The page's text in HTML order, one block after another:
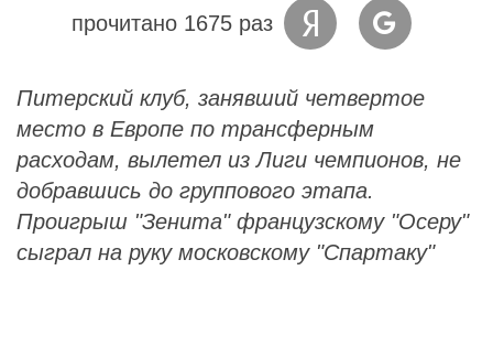
прочитано 1675 раз
Питерский клуб, занявший четвертое
место в Европе по трансферным
расходам, вылетел из Лиги чемпионов, не
добравшись до группового этапа.
Проигрыш "Зенита" французскому "Осеру"
сыграл на руку московскому "Спартаку"